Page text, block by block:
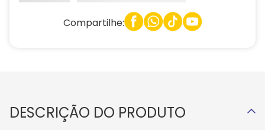
Compartilhe:
DESCRIÇÃO DO PRODUTO